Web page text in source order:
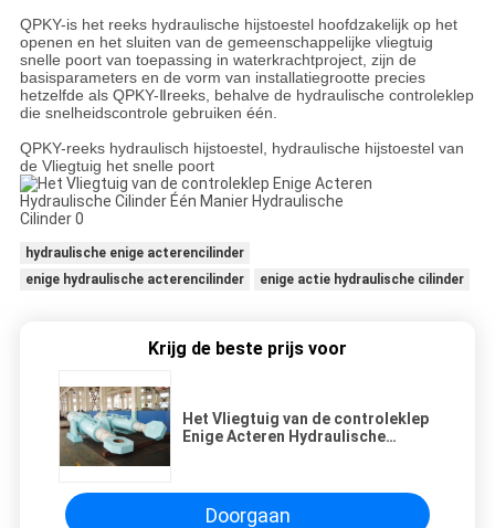
QPKY-is het reeks hydraulische hijstoestel hoofdzakelijk op het
openen en het sluiten van de gemeenschappelijke vliegtuig
snelle poort van toepassing in waterkrachtproject, zijn de
basisparameters en de vorm van installatiegrootte precies
hetzelfde als QPKY-Ⅱreeks, behalve de hydraulische controleklep
die snelheidscontrole gebruiken één.
QPKY-reeks hydraulisch hijstoestel, hydraulische hijstoestel van
de Vliegtuig het snelle poort
hydraulische enige acterencilinder
enige hydraulische acterencilinder
enige actie hydraulische cilinder
Krijg de beste prijs voor
Het Vliegtuig van de controleklep
Enige Acteren Hydraulische
Doorgaan